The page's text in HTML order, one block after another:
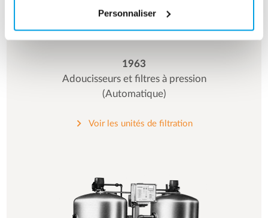
Personnaliser
1963
Adoucisseurs et filtres à pression
(Automatique)
Voir les unités de filtration